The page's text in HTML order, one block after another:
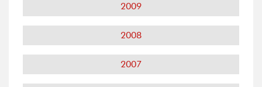
2009
2008
2007